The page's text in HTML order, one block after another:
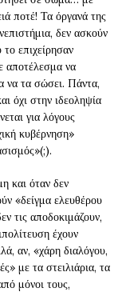
ποτέ! Τα όργανά της
δεν ασκούν
επιχείρησαν
αποτέλεσμα να
να τα σώσει. Πάντα,
όχι στην ιδεοληψία
για λόγους
κυβέρνηση»
και όταν δεν
«δείγμα ελευθέρου
τις αποδοκιμάζουν,
έχουν
αν, «χάρη διαλόγου,
με τα στειλιάρια, τα
μόνοι τους,